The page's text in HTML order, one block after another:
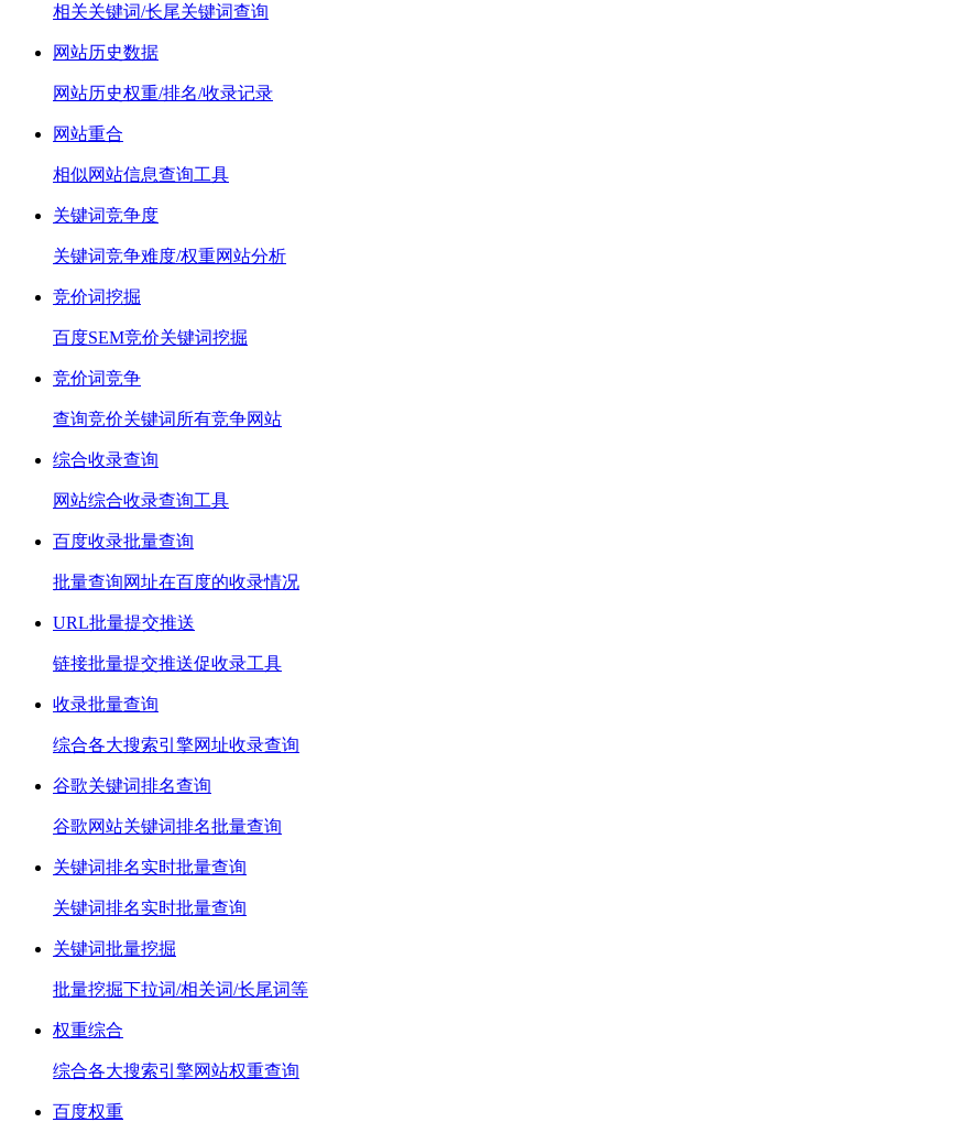
相关关键词/长尾关键词查询
网站历史数据
网站历史权重/排名/收录记录
网站重合
相似网站信息查询工具
关键词竞争度
关键词竞争难度/权重网站分析
竞价词挖掘
百度SEM竞价关键词挖掘
竞价词竞争
查询竞价关键词所有竞争网站
综合收录查询
网站综合收录查询工具
百度收录批量查询
批量查询网址在百度的收录情况
URL批量提交推送
链接批量提交推送促收录工具
收录批量查询
综合各大搜索引擎网址收录查询
谷歌关键词排名查询
谷歌网站关键词排名批量查询
关键词排名实时批量查询
关键词排名实时批量查询
关键词批量挖掘
批量挖掘下拉词/相关词/长尾词等
权重综合
综合各大搜索引擎网站权重查询
百度权重